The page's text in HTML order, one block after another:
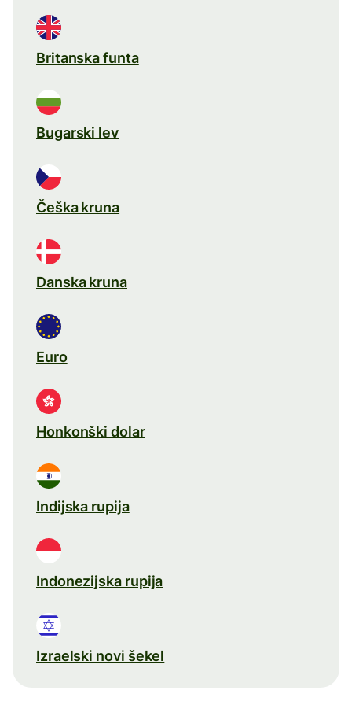
Britanska funta
Bugarski lev
Češka kruna
Danska kruna
Euro
Honkonški dolar
Indijska rupija
Indonezijska rupija
Izraelski novi šekel